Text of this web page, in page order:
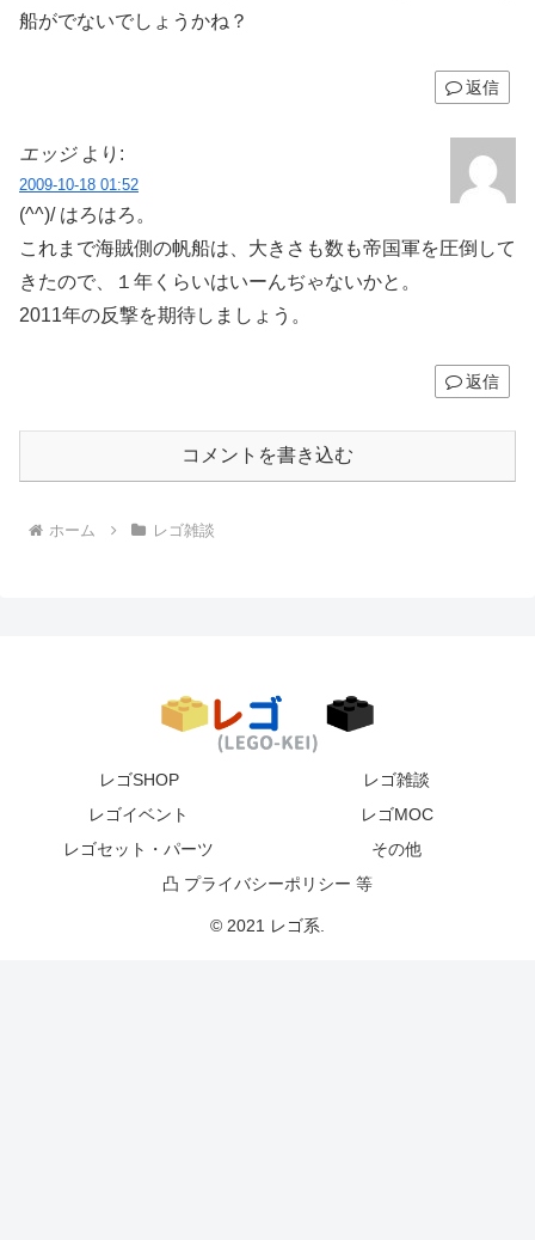
船がでないでしょうかね？
返信
エッジ より:
2009-10-18 01:52
(^^)/ はろはろ。
これまで海賊側の帆船は、大きさも数も帝国軍を圧倒して
きたので、１年くらいはいーんぢゃないかと。
2011年の反撃を期待しましょう。
返信
コメントを書き込む
ホーム レゴ雑談
レゴSHOP
レゴ雑談
レゴイベント
レゴMOC
レゴセット・パーツ
その他
凸 プライバシーポリシー 等
© 2021 レゴ系.